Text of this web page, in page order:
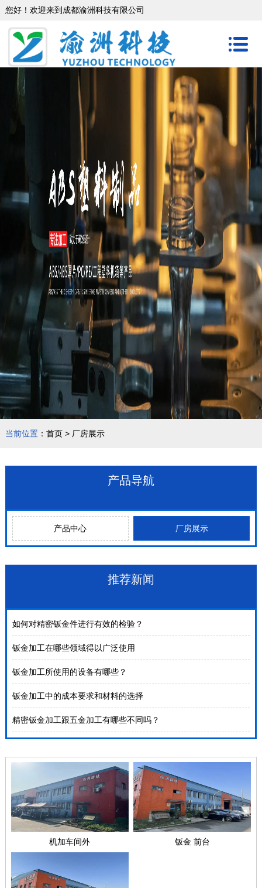
您好！欢迎来到成都渝洲科技有限公司
当前位置： 首页> 厂房展示
产品导航
产品中心 厂房展示
推荐新闻
如何对精密钣金件进行有效的检验？
钣金加工在哪些领域得以广泛使用
钣金加工所使用的设备有哪些？
钣金加工中的成本要求和材料的选择
精密钣金加工跟五金加工有哪些不同吗？
机加车间外 钣金 前台